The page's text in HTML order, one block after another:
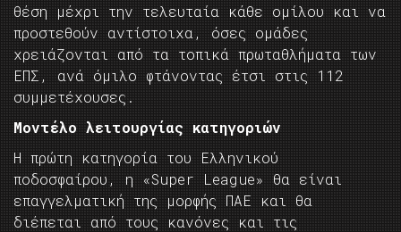
θέση μέχρι την τελευταία κάθε ομίλου και να
προστεθούν αντίστοιχα, όσες ομάδες
χρειάζονται από τα τοπικά πρωταθλήματα των
ΕΠΣ, ανά όμιλο φτάνοντας έτσι στις 112
συμμετέχουσες.
Μοντέλο λειτουργίας κατηγοριών
Η πρώτη κατηγορία του Ελληνικού
ποδοσφαίρου, η «Super League» θα είναι
επαγγελματική της μορφής ΠΑΕ και θα
διέπεται από τους κανόνες και τις